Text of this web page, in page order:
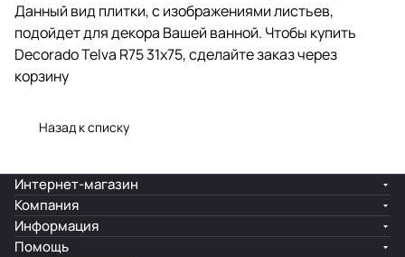
Данный вид плитки, с изображениями листьев,
подойдет для декора Вашей ванной. Чтобы купить
Decorado Telva R75 31x75, сделайте заказ через
корзину
Назад к списку
Интернет-магазин
Компания
Информация
Помощь